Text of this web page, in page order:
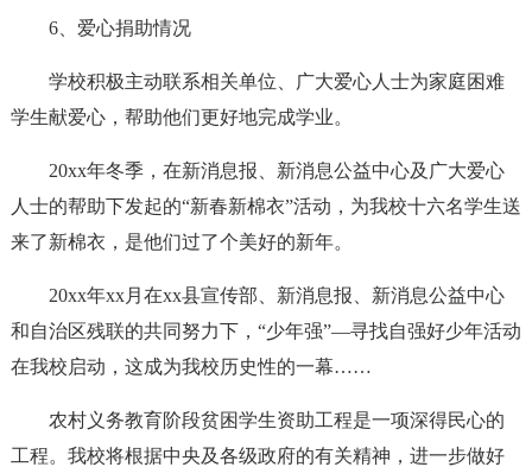
6、爱心捐助情况
学校积极主动联系相关单位、广大爱心人士为家庭困难
学生献爱心，帮助他们更好地完成学业。
20xx年冬季，在新消息报、新消息公益中心及广大爱心
人士的帮助下发起的“新春新棉衣”活动，为我校十六名学生送
来了新棉衣，是他们过了个美好的新年。
20xx年xx月在xx县宣传部、新消息报、新消息公益中心
和自治区残联的共同努力下，“少年强”—寻找自强好少年活动
在我校启动，这成为我校历史性的一幕……
农村义务教育阶段贫困学生资助工程是一项深得民心的
工程。我校将根据中央及各级政府的有关精神，进一步做好